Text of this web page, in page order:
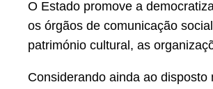
O Estado promove a
os órgãos de comunicação
património cultural, as
Considerando ainda ao